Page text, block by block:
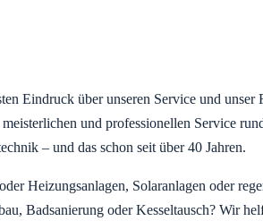
Eindruck über unseren Service und unser
und professionellen Service
– und das schon seit über 40 Jahren.
Heizungsanlagen, Solaranlagen oder
Badsanierung oder Kesseltausch? Wir